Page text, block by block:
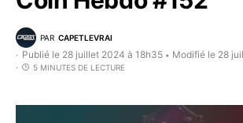
PAR CAPETLEVRAI
Publié le 28 juillet 2024 à 18h35 • Modifié le 28
5 MINUTES DE LECTURE